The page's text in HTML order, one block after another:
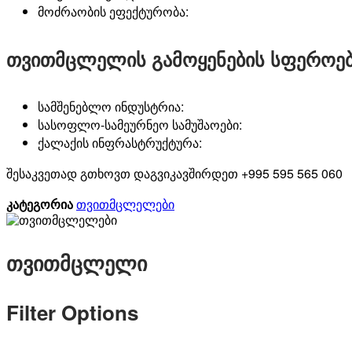
მოძრაობის ეფექტურობა:
თვითმცლელის გამოყენების
სამშენებლო ინდუსტრია:
სასოფლო-სამეურნეო სამუშაოები:
ქალაქის ინფრასტრუქტურა:
შესაკვეთად გთხოვთ დაგვიკავშირდეთ +995 595 565 060
კატეგორია თვითმცლელები
თვითმცლელი
Filter Options